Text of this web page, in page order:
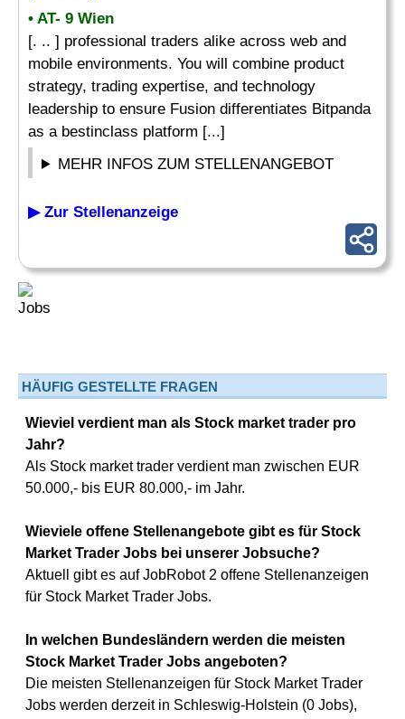
• AT- 9 Wien
[. .. ] professional traders alike across web and
mobile environments. You will combine product
strategy, trading expertise, and technology
leadership to ensure Fusion differentiates Bitpanda
as a bestinclass platform [...]
MEHR INFOS ZUM STELLENANGEBOT
▶ Zur Stellenanzeige
HÄUFIG GESTELLTE FRAGEN
Wieviel verdient man als Stock market trader pro
Jahr?
Als Stock market trader verdient man zwischen EUR
50.000,- bis EUR 80.000,- im Jahr.
Wieviele offene Stellenangebote gibt es für Stock
Market Trader Jobs bei unserer Jobsuche?
Aktuell gibt es auf JobRobot 2 offene Stellenanzeigen
für Stock Market Trader Jobs.
In welchen Bundesländern werden die meisten
Stock Market Trader Jobs angeboten?
Die meisten Stellenanzeigen für Stock Market Trader
Jobs werden derzeit in Schleswig-Holstein (0 Jobs),